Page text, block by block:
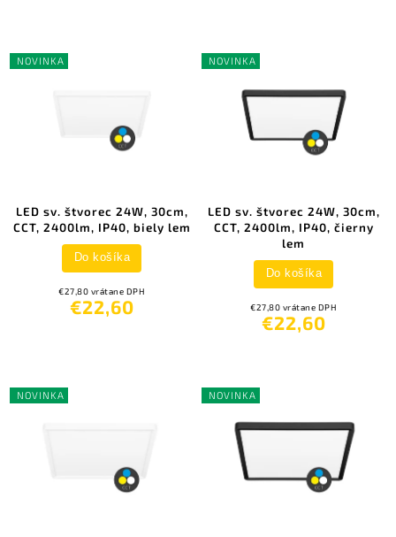
NOVINKA
LED sv. štvorec 24W, 30cm,
CCT, 2400lm, IP40, biely lem
€27,80 vrátane DPH
€22,60
Do košíka
NOVINKA
LED sv. štvorec 24W, 30cm,
CCT, 2400lm, IP40, čierny
lem
€27,80 vrátane DPH
€22,60
Do košíka
NOVINKA NOVINKA